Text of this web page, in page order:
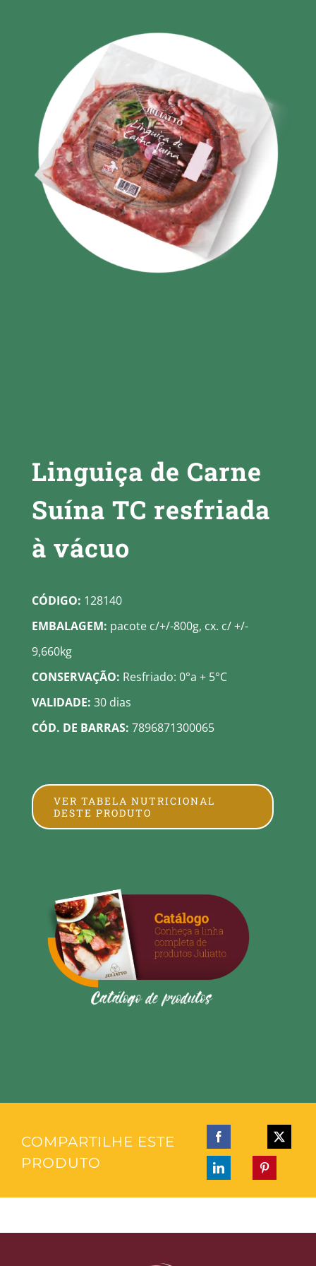
Linguiça de Carne
Suína TC resfriada
à vácuo
CÓDIGO: 128140
EMBALAGEM: pacote c/+/-800g, cx. c/ +/-
9,660kg
CONSERVAÇÃO: Resfriado: 0°a + 5°C
VALIDADE: 30 dias
CÓD. DE BARRAS: 7896871300065
VER TABELA NUTRICIONAL
DESTE PRODUTO
COMPARTILHE ESTE
PRODUTO